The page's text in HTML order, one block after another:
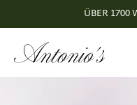
ÜBER 1700